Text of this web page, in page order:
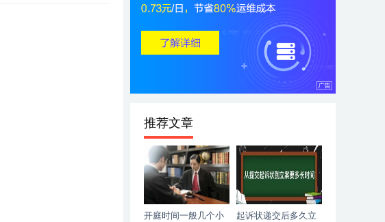
推荐文章
开庭时间一般几个小
起诉状递交后多久立